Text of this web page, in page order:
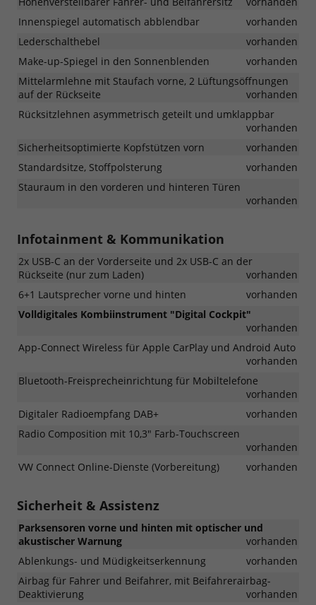
Innenspiegel automatisch abblendbar
vorhanden
Lederschalthebel
vorhanden
Make-up-Spiegel in den Sonnenblenden
vorhanden
Mittelarmlehne mit Staufach vorne, 2 Lüftungsöffnungen
auf der Rückseite
vorhanden
Rücksitzlehnen asymmetrisch geteilt und umklappbar
vorhanden
Sicherheitsoptimierte Kopfstützen vorn
vorhanden
Standardsitze, Stoffpolsterung
vorhanden
Stauraum in den vorderen und hinteren Türen
vorhanden
Infotainment & Kommunikation
2x USB-C an der Vorderseite und 2x USB-C an der
Rückseite (nur zum Laden)
vorhanden
6+1 Lautsprecher vorne und hinten
vorhanden
Volldigitales Kombiinstrument "Digital Cockpit"
vorhanden
App-Connect Wireless für Apple CarPlay und Android Auto
vorhanden
Bluetooth-Freisprecheinrichtung für Mobiltelefone
vorhanden
Digitaler Radioempfang DAB+
vorhanden
Radio Composition mit 10,3" Farb-Touchscreen
vorhanden
VW Connect Online-Dienste (Vorbereitung)
vorhanden
Sicherheit & Assistenz
Parksensoren vorne und hinten mit optischer und
akustischer Warnung
vorhanden
Ablenkungs- und Müdigkeitserkennung
vorhanden
Airbag für Fahrer und Beifahrer, mit Beifahrerairbag-
Deaktivierung
vorhanden